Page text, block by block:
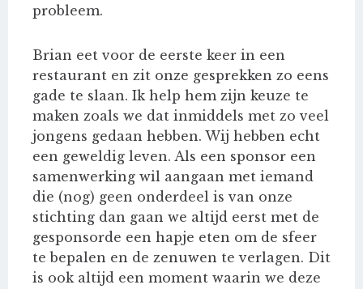
probleem.
Brian eet voor de eerste keer in een
restaurant en zit onze gesprekken zo eens
gade te slaan. Ik help hem zijn keuze te
maken zoals we dat inmiddels met zo veel
jongens gedaan hebben. Wij hebben echt
een geweldig leven. Als een sponsor een
samenwerking wil aangaan met iemand
die (nog) geen onderdeel is van onze
stichting dan gaan we altijd eerst met de
gesponsorde een hapje eten om de sfeer
te bepalen en de zenuwen te verlagen. Dit
is ook altijd een moment waarin we deze